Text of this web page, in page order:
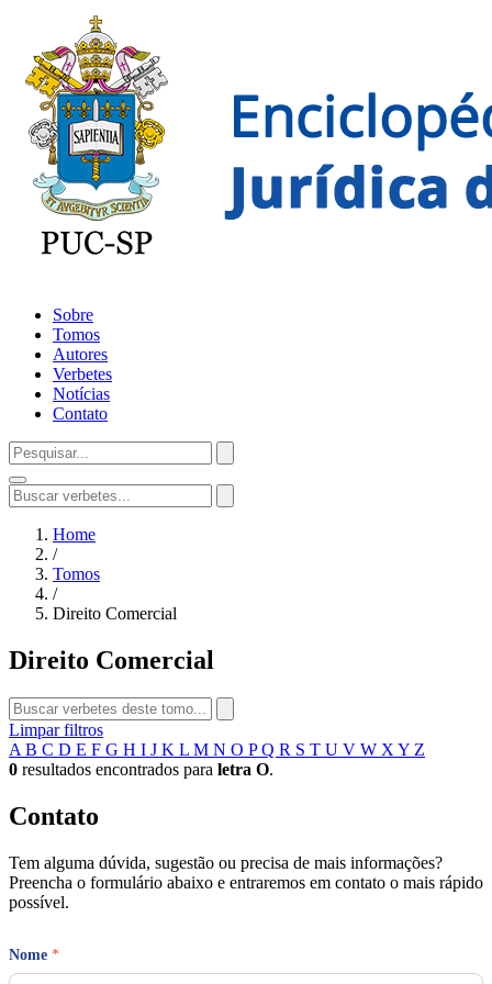
Sobre
Tomos
Autores
Verbetes
Notícias
Contato
Home
/
Tomos
/
Direito Comercial
Direito Comercial
Limpar filtros
A B C D E F G H I J K L M N O PQ R S T U V W X Y Z
0 resultados encontrados para letra O.
Contato
Tem alguma dúvida, sugestão ou precisa de mais informações?
Preencha o formulário abaixo e entraremos em contato o mais rápido
possível.
T
Nome *